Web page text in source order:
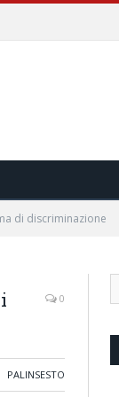
di discriminazione
0
PALINSESTO